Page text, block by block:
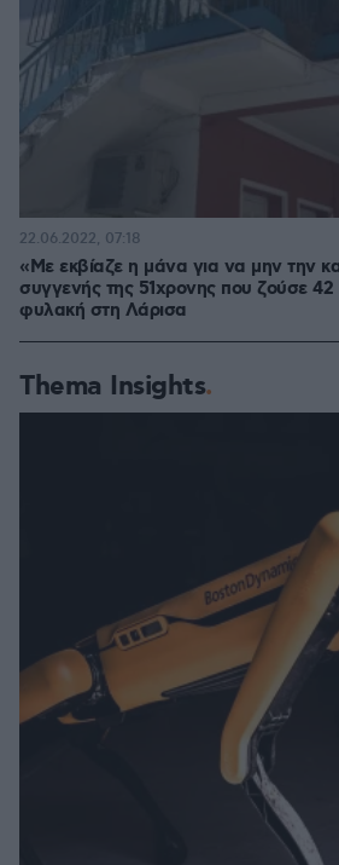
«Με εκβίαζε η μάνα για να μην την
συγγενής της 51χρονης που ζούσε 42
φυλακή στη Λάρισα
22.06.2022, 07:18
Thema Insights